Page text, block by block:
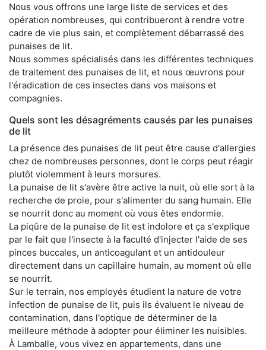
Nous vous offrons une large liste de services et des
opération nombreuses, qui contribueront à rendre votre
cadre de vie plus sain, et complètement débarrassé des
punaises de lit.
Nous sommes spécialisés dans les différentes techniques
de traitement des punaises de lit, et nous œuvrons pour
l'éradication de ces insectes dans vos maisons et
compagnies.
Quels sont les désagréments causés par les punaises
de lit
La présence des punaises de lit peut être cause d'allergies
chez de nombreuses personnes, dont le corps peut réagir
plutôt violemment à leurs morsures.
La punaise de lit s'avère être active la nuit, où elle sort à la
recherche de proie, pour s'alimenter du sang humain. Elle
se nourrit donc au moment où vous êtes endormie.
La piqûre de la punaise de lit est indolore et ça s'explique
par le fait que l'insecte à la faculté d'injecter l'aide de ses
pinces buccales, un anticoagulant et un antidouleur
directement dans un capillaire humain, au moment où elle
se nourrit.
Sur le terrain, nos employés étudient la nature de votre
infection de punaise de lit, puis ils évaluent le niveau de
contamination, dans l'optique de déterminer de la
meilleure méthode à adopter pour éliminer les nuisibles.
À Lamballe, vous vivez en appartements, dans une